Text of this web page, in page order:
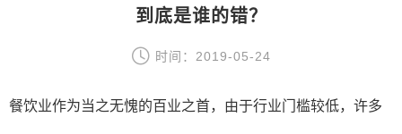
到底是谁的错？
时间：2019-05-24
餐饮业作为当之无愧的百业之首，由于行业门槛较低，许多